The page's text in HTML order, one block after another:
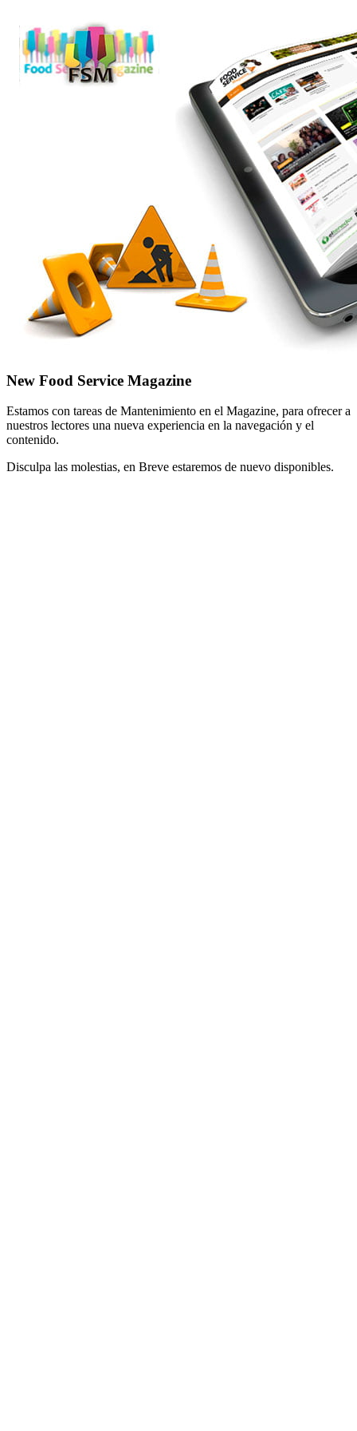
New Food Service Magazine
Estamos con tareas de Mantenimiento en el Magazine, para ofrecer a
nuestros lectores una nueva experiencia en la navegación y el
contenido.
Disculpa las molestias, en Breve estaremos de nuevo disponibles.